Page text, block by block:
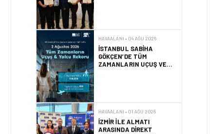
İSTANBUL SABIHA
GÖKÇEN’DE TÜM
ZAMANLARIN UÇUŞ VE
YOLCU REKORU KIRILDI
İZMIR ILE ALMATI
ARASINDA DIREKT
UÇUŞLAR BAŞLADI